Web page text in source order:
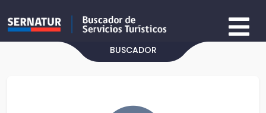
BUSCADOR